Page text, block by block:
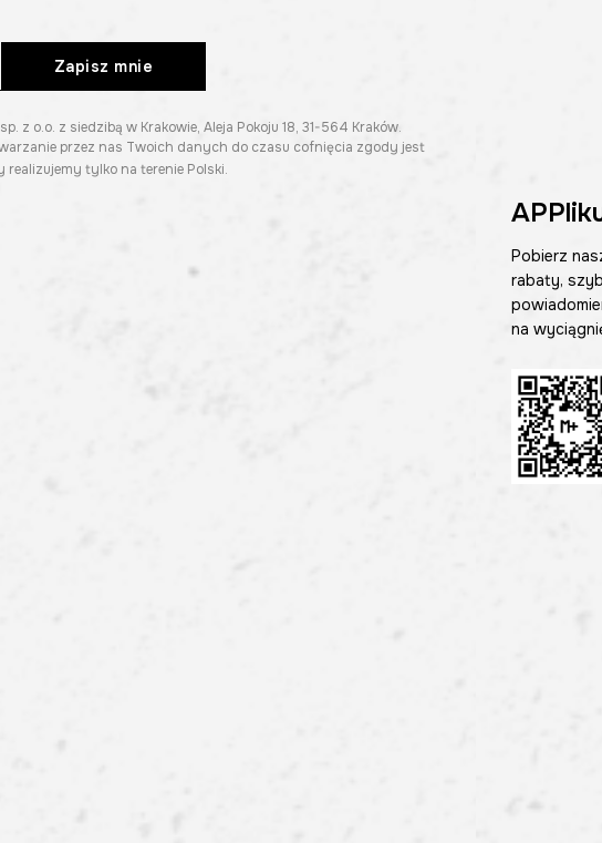
Zapisz mnie
o.o. z siedzibą w Krakowie, Aleja Pokoju 18, 31-564 Kraków.
przez nas Twoich danych do czasu cofnięcia zgody jest
realizujemy tylko na terenie Polski.
Pobierz
rabaty,
na